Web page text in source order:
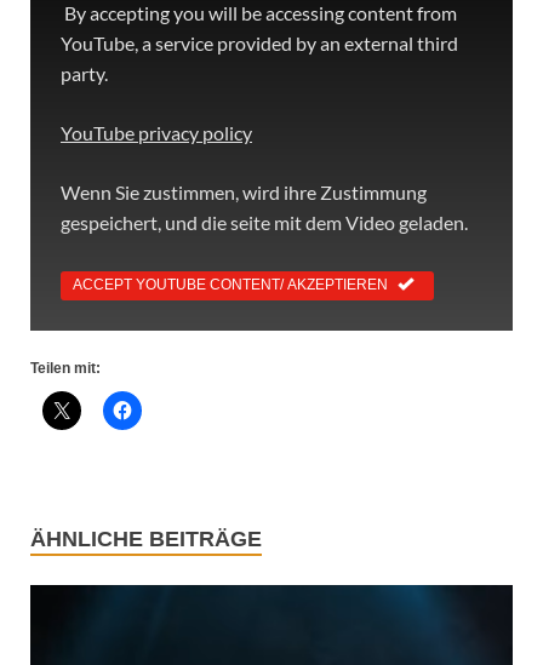
By accepting you will be accessing content from
YouTube, a service provided by an external third
party.
YouTube privacy policy
Wenn Sie zustimmen, wird ihre Zustimmung
gespeichert, und die seite mit dem Video geladen.
ACCEPT YOUTUBE CONTENT/ AKZEPTIEREN
Teilen mit:
ÄHNLICHE BEITRÄGE